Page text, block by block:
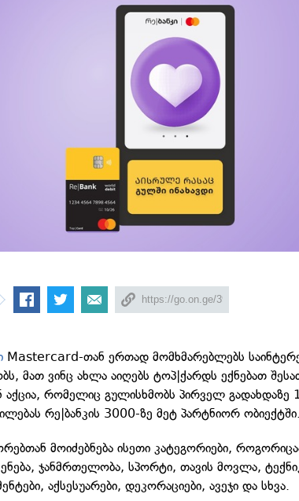
Mastercard-თან ერთად მომხმარებლებს
მათ ვინც ახლა აიღებს ტოპ|ქარდს ექნებათ
აქცია, რომელიც გულისხმობს პირველ გადახდაზე
რე|ბანკის 3000-ზე მეტ პარტნიორ
მოიძებნება ისეთი კატეგორიები,
ჯანმრთელობა, სპორტი, თავის მოვლა,
აქსესუარები, დეკორაციები, ავეჯი და სხვა.